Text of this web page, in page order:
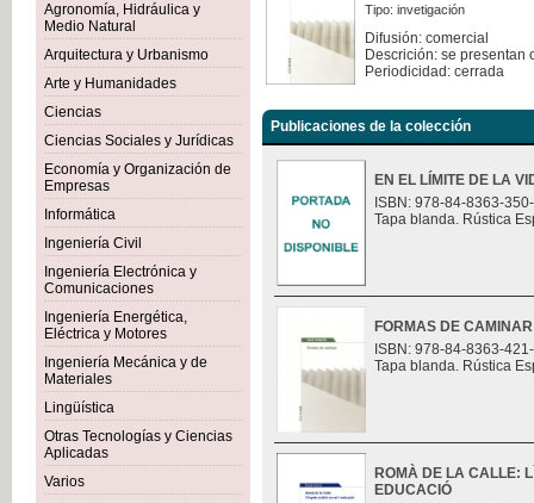
Agronomía, Hidráulica y
Medio Natural
Arquitectura y Urbanismo
Arte y Humanidades
Ciencias
Ciencias Sociales y Jurídicas
Economía y Organización de
Empresas
Informática
Ingeniería Civil
Ingeniería Electrónica y
Comunicaciones
Ingeniería Energética,
Eléctrica y Motores
Ingeniería Mecánica y de
Materiales
Lingüística
Otras Tecnologías y Ciencias
Aplicadas
Varios
Tipo: invetigación
Difusión: comercial
Descrición: se presentan
Periodicidad: cerrada
Publicaciones de la colección
EN EL LÍMITE DE LA
ISBN: 978-84-8363-
Tapa blanda. Rústica
FORMAS DE CAMINAR
ISBN: 978-84-8363-
Tapa blanda. Rústica
ROMÀ DE LA CALLE:
EDUCACIÓ